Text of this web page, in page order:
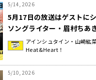
5/14, 2026
5月17日の放送はゲストに
ソングライター・眉村ちあ
登場！公開録音イベント観
中！『アインシュタイン・
アインシュタイン・山崎紘
Heat&Heart！
5/10, 2026